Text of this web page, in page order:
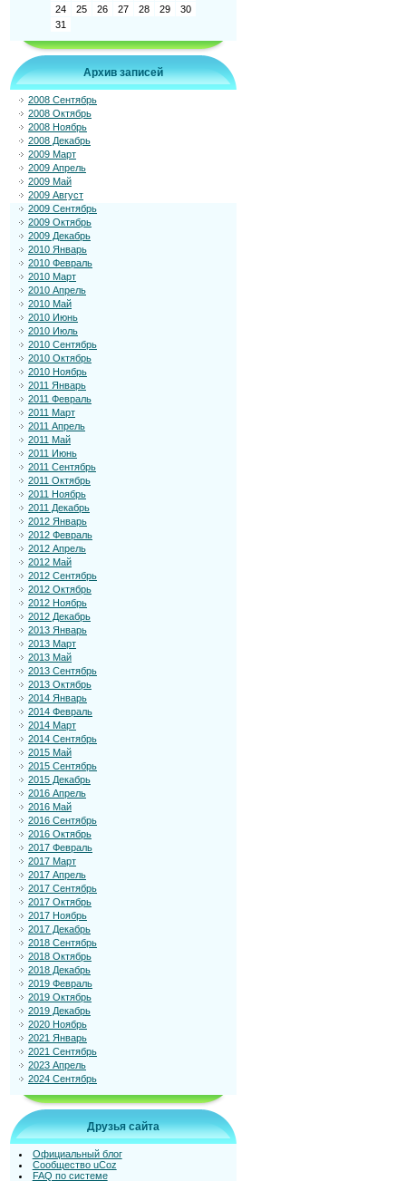
24 25 26 27 28 29
30
31
Архив записей
2008 Сентябрь
2008 Октябрь
2008 Ноябрь
2008 Декабрь
2009 Март
2009 Апрель
2009 Май
2009 Август
2009 Сентябрь
2009 Октябрь
2009 Декабрь
2010 Январь
2010 Февраль
2010 Март
2010 Апрель
2010 Май
2010 Июнь
2010 Июль
2010 Сентябрь
2010 Октябрь
2010 Ноябрь
2011 Январь
2011 Февраль
2011 Март
2011 Апрель
2011 Май
2011 Июнь
2011 Сентябрь
2011 Октябрь
2011 Ноябрь
2011 Декабрь
2012 Январь
2012 Февраль
2012 Апрель
2012 Май
2012 Сентябрь
2012 Октябрь
2012 Ноябрь
2012 Декабрь
2013 Январь
2013 Март
2013 Май
2013 Сентябрь
2013 Октябрь
2014 Январь
2014 Февраль
2014 Март
2014 Сентябрь
2015 Май
2015 Сентябрь
2015 Декабрь
2016 Апрель
2016 Май
2016 Сентябрь
2016 Октябрь
2017 Февраль
2017 Март
2017 Апрель
2017 Сентябрь
2017 Октябрь
2017 Ноябрь
2017 Декабрь
2018 Сентябрь
2018 Октябрь
2018 Декабрь
2019 Февраль
2019 Октябрь
2019 Декабрь
2020 Ноябрь
2021 Январь
2021 Сентябрь
2023 Апрель
2024 Сентябрь
Друзья сайта
Официальный блог
Сообщество uCoz
FAQ по системе